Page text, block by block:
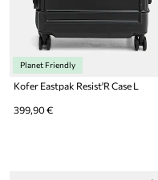
Planet Friendly
Kofer Eastpak Resist'R Case L
399,90 €